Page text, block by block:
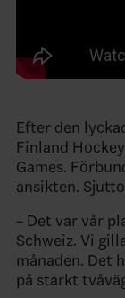
Efter den
Finland
Games.
ansikten.
– Det var vår
Schweiz. Vi
månaden. Det
på starkt